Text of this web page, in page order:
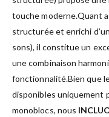
touche moderne.Quant
structurée et enrichi
sons), il constitue un
une combinaison
fonctionnalité.Bien que
disponibles uniquement
monoblocs, nous